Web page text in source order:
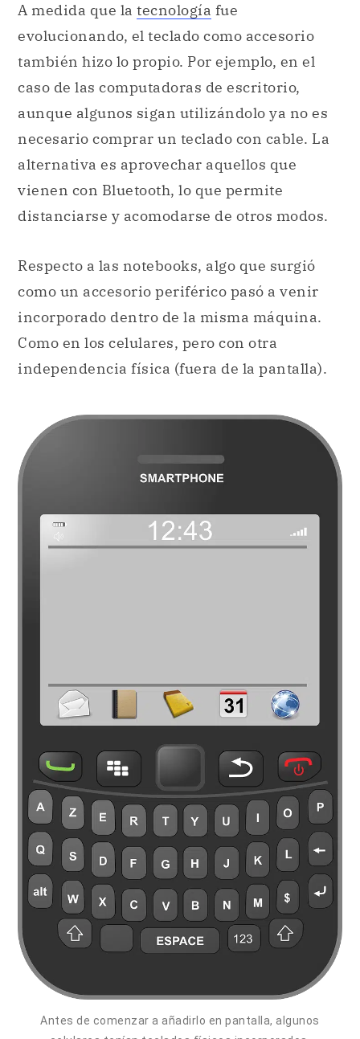
A medida que la tecnología fue
evolucionando, el teclado como accesorio
también hizo lo propio. Por ejemplo, en el
caso de las computadoras de escritorio,
aunque algunos sigan utilizándolo ya no es
necesario comprar un teclado con cable. La
alternativa es aprovechar aquellos que
vienen con Bluetooth, lo que permite
distanciarse y acomodarse de otros modos.
Respecto a las notebooks, algo que surgió
como un accesorio periférico pasó a venir
incorporado dentro de la misma máquina.
Como en los celulares, pero con otra
independencia física (fuera de la pantalla).
Antes de comenzar a añadirlo en pantalla, algunos